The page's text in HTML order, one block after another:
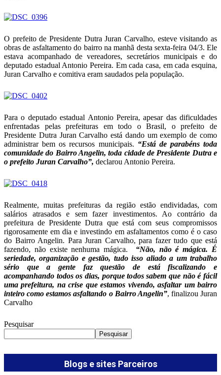
O prefeito de Presidente Dutra Juran Carvalho, esteve visitando as
obras de asfaltamento do bairro na manhã desta sexta-feira 04/3. Ele
estava acompanhado de vereadores, secretários municipais e do
deputado estadual Antonio Pereira. Em cada casa, em cada esquina,
Juran Carvalho e comitiva eram saudados pela população.
Para o deputado estadual Antonio Pereira, apesar das dificuldades
enfrentadas pelas prefeituras em todo o Brasil, o prefeito de
Presidente Dutra Juran Carvalho está dando um exemplo de como
administrar bem os recursos municipais. “Está de parabéns toda
comunidade do Bairro Angelin, toda cidade de Presidente Dutra e
o prefeito Juran Carvalho”, declarou Antonio Pereira.
Realmente, muitas prefeituras da região estão endividadas, com
salários atrasados e sem fazer investimentos. Ao contrário da
prefeitura de Presidente Dutra que está com seus compromissos
rigorosamente em dia e investindo em asfaltamentos como é o caso
do Bairro Angelin. Para Juran Carvalho, para fazer tudo que está
fazendo, não existe nenhuma mágica. “Não, não é mágica. É
seriedade, organização e gestão, tudo isso aliado a um trabalho
sério que a gente faz questão de está fiscalizando e
acompanhando todos os dias, porque todos sabem que não é fácil
uma prefeitura, na crise que estamos vivendo, asfaltar um bairro
inteiro como estamos asfaltando o Bairro Angelin”, finalizou Juran
Carvalho
Pesquisar
Pesquisar
Blogs e sites Parceiros